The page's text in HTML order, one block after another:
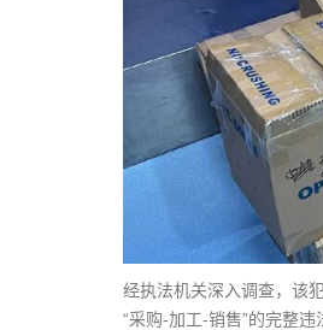
经执法机关深入调查，该
“采购-加工-销售”的完整